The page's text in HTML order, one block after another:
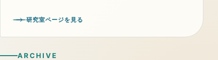
研究室ページを見る
ARCHIVE